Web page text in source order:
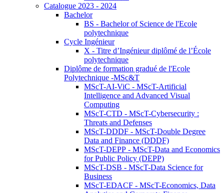
Catalogue 2023 - 2024
Bachelor
BS - Bachelor of Science de l'Ecole
polytechnique
Cycle Ingénieur
X - Titre d’Ingénieur diplômé de l’École
polytechnique
Diplôme de formation gradué de l'Ecole
Polytechnique -MSc&T
MScT-AI-ViC - MScT-Artificial
Intelligence and Advanced Visual
Computing
MScT-CTD - MScT-Cybersecurity :
Threats and Defenses
MScT-DDDF - MScT-Double Degree
Data and Finance (DDDF)
MScT-DEPP - MScT-Data and Economics
for Public Policy (DEPP)
MScT-DSB - MScT-Data Science for
Business
MScT-EDACF - MScT-Economics, Data